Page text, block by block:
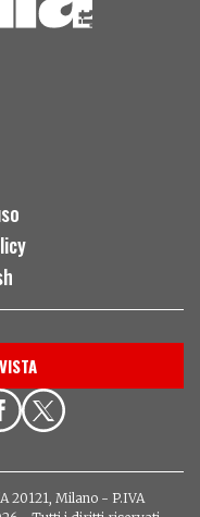
20121, Milano - P.IVA